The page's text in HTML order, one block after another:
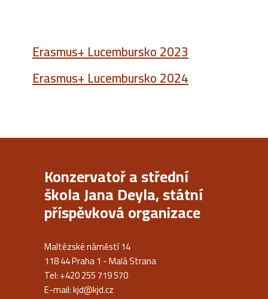
Erasmus+ Lucembursko 2023
Erasmus+ Lucembursko 2024
Konzervatoř a střední
škola Jana Deyla, státní
příspěvková organizace
Maltézské náměstí 14
118 44 Praha 1 - Malá Strana
Tel: +420 255 719 570
E-mail:kjd@kjd.cz